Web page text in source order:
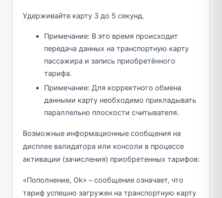
Удерживайте карту 3 до 5 секунд.
Примечание: В это время происходит
передача данных на транспортную карту
пассажира и запись приобретённого
тарифа.
Примечание: Для корректного обмена
данными карту необходимо прикладывать
параллельно плоскости считывателя.
Возможные информационные сообщения на
дисплее валидатора или консоли в процессе
активации (зачисления) приобретенных тарифов:
«Пополнение, Ok» – сообщение означает, что
тариф успешно загружен на транспортную карту